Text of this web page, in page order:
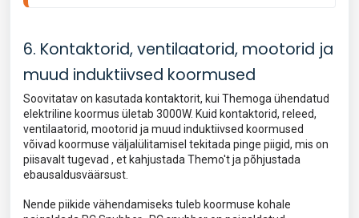
6. Kontaktorid, ventilaatorid, mootorid ja
muud induktiivsed koormused
Soovitatav on kasutada kontaktorit, kui Themoga ühendatud
elektriline koormus ületab 3000W. Kuid kontaktorid, releed,
ventilaatorid, mootorid ja muud induktiivsed koormused
võivad koormuse väljalülitamisel tekitada pinge piigid, mis on
piisavalt tugevad , et kahjustada Themo't ja põhjustada
ebausaldusväärsust.
Nende piikide vähendamiseks tuleb koormuse kohale